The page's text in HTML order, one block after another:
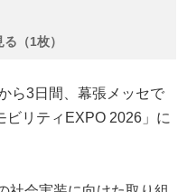
（1枚）
ら3日間、幕張メッセで
ビリティEXPO 2026」に